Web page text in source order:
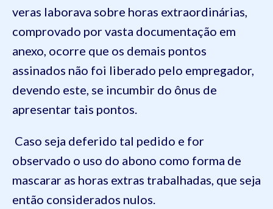
veras laborava sobre horas extraordinárias,
comprovado por vasta documentação em
anexo, ocorre que os demais pontos
assinados não foi liberado pelo empregador,
devendo este, se incumbir do ônus de
apresentar tais pontos.
Caso seja deferido tal pedido e for
observado o uso do abono como forma de
mascarar as horas extras trabalhadas, que seja
então considerados nulos.